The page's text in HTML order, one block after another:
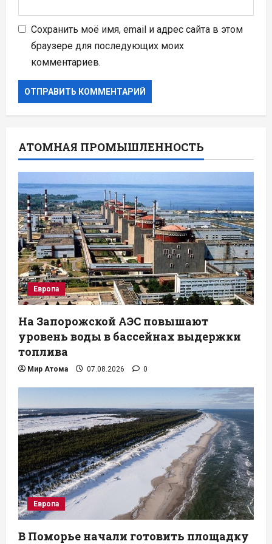
Сохранить моё имя, email и адрес сайта в этом
браузере для последующих моих
комментариев.
АТОМНАЯ ПРОМЫШЛЕННОСТЬ
Европа
На Запорожской АЭС повышают
уровень воды в бассейнах выдержки
топлива
Мир Атома 07.08.2026 0
Европа
В Поморье начали готовить площадку